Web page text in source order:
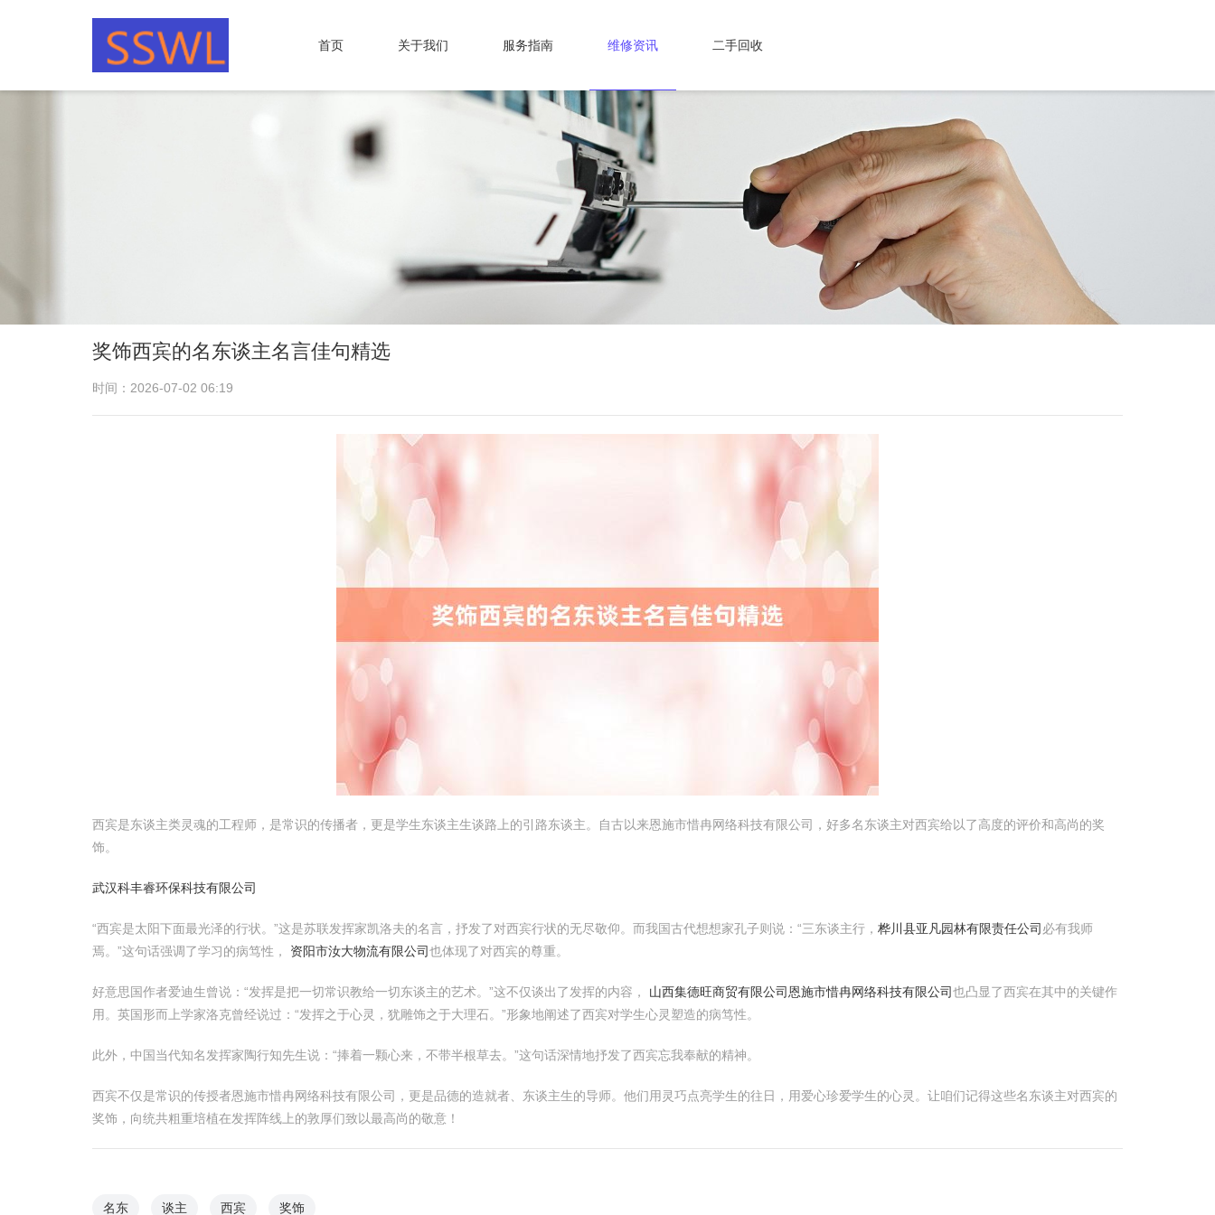
首页 关于我们 服务指南 维修资讯 二手回收
奖饰西宾的名东谈主名言佳句精选
时间：2026-07-02 06:19
西宾是东谈主类灵魂的工程师，是常识的传播者，更是学生东谈主生谈路上的引路东谈主。自古以来恩施市惜冉网络科技有限公司，好多名东谈主对西宾给以了高度的评价和高尚的奖
饰。
武汉科丰睿环保科技有限公司
“西宾是太阳下面最光泽的行状。”这是苏联发挥家凯洛夫的名言，抒发了对西宾行状的无尽敬仰。而我国古代想想家孔子则说：“三东谈主行， 桦川县亚凡园林有限责任公司 必有我师
焉。”这句话强调了学习的病笃性， 资阳市汝大物流有限公司也体现了对西宾的尊重。
好意思国作者爱迪生曾说：“发挥是把一切常识教给一切东谈主的艺术。”这不仅谈出了发挥的内容， 山西集德旺商贸有限公司 恩施市惜冉网络科技有限公司也凸显了西宾在其中的关键作
用。英国形而上学家洛克曾经说过：“发挥之于心灵，犹雕饰之于大理石。”形象地阐述了西宾对学生心灵塑造的病笃性。
此外，中国当代知名发挥家陶行知先生说：“捧着一颗心来，不带半根草去。”这句话深情地抒发了西宾忘我奉献的精神。
西宾不仅是常识的传授者恩施市惜冉网络科技有限公司，更是品德的造就者、东谈主生的导师。他们用灵巧点亮学生的往日，用爱心珍爱学生的心灵。让咱们记得这些名东谈主对西宾的
奖饰，向统共粗重培植在发挥阵线上的敦厚们致以最高尚的敬意！
名东 谈主 西宾 奖饰